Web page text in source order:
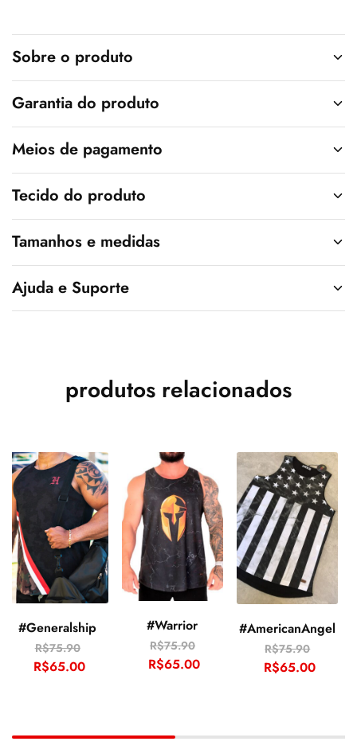
i
v
e
:
Sobre o produto
Garantia do produto
Meios de pagamento
Tecido do produto
Tamanhos e medidas
Ajuda e Suporte
produtos relacionados
#Generalship
R$75.90
R$65.00
#Warrior
R$75.90
R$65.00
#AmericanAngel
R$75.90
R$65.00